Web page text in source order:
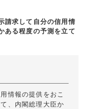
請求して自分の信用情
ある程度の予測を立て
情報の提供をおこ
、内閣総理大臣か